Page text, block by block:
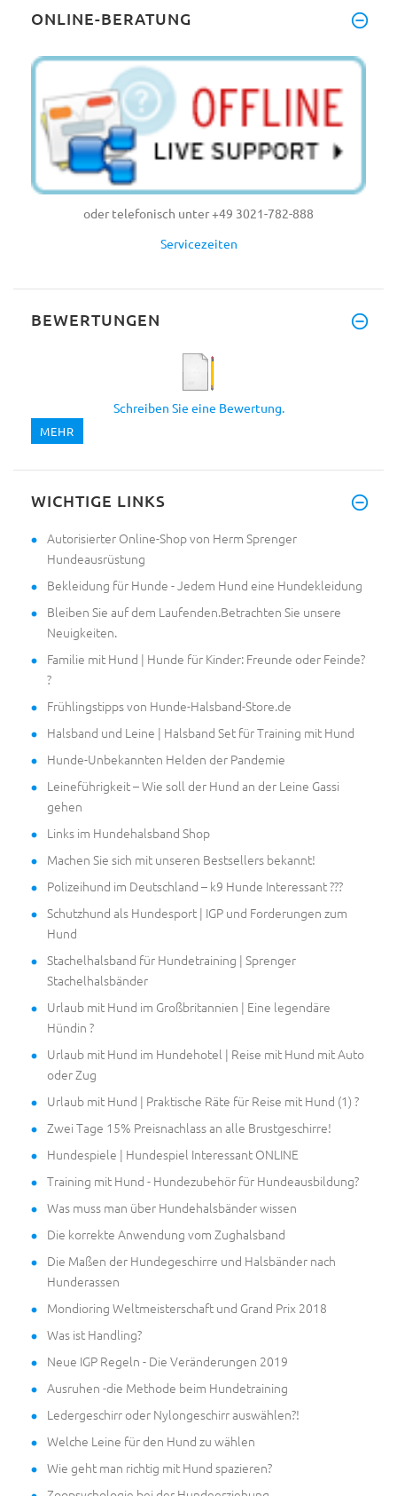
ONLINE-BERATUNG
oder telefonisch unter +49 3021-782-888
Servicezeiten
BEWERTUNGEN
Schreiben Sie eine Bewertung.
MEHR
WICHTIGE LINKS
Autorisierter Online-Shop von Herm Sprenger
Hundeausrüstung
Bekleidung für Hunde - Jedem Hund eine Hundekleidung
Bleiben Sie auf dem Laufenden.Betrachten Sie unsere
Neuigkeiten.
Familie mit Hund | Hunde für Kinder: Freunde oder Feinde?
?
Frühlingstipps von Hunde-Halsband-Store.de
Halsband und Leine | Halsband Set für Training mit Hund
Hunde-Unbekannten Helden der Pandemie
Leineführigkeit – Wie soll der Hund an der Leine Gassi
gehen
Links im Hundehalsband Shop
Machen Sie sich mit unseren Bestsellers bekannt!
Polizeihund im Deutschland – k9 Hunde Interessant ???
Schutzhund als Hundesport | IGP und Forderungen zum
Hund
Stachelhalsband für Hundetraining | Sprenger
Stachelhalsbänder
Urlaub mit Hund im Großbritannien | Eine legendäre
Hündin ?
Urlaub mit Hund im Hundehotel | Reise mit Hund mit Auto
oder Zug
Urlaub mit Hund | Praktische Räte für Reise mit Hund (1) ?
Zwei Tage 15% Preisnachlass an alle Brustgeschirre!
Hundespiele | Hundespiel Interessant ONLINE
Training mit Hund - Hundezubehör für Hundeausbildung?
Was muss man über Hundehalsbänder wissen
Die korrekte Anwendung vom Zughalsband
Die Maßen der Hundegeschirre und Halsbänder nach
Hunderassen
Mondioring Weltmeisterschaft und Grand Prix 2018
Was ist Handling?
Neue IGP Regeln - Die Veränderungen 2019
Ausruhen -die Methode beim Hundetraining
Ledergeschirr oder Nylongeschirr auswählen?!
Welche Leine für den Hund zu wählen
Wie geht man richtig mit Hund spazieren?